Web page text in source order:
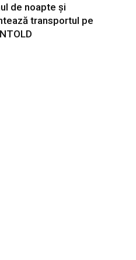
de noapte și
transportul pe